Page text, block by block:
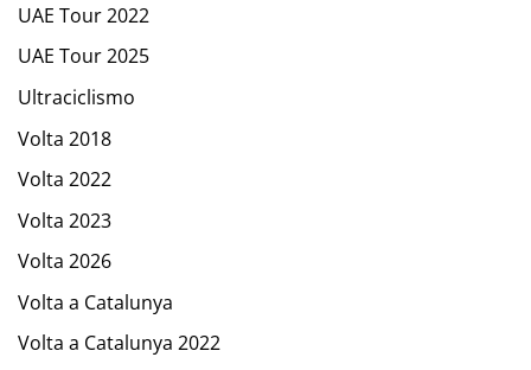
UAE Tour 2022
UAE Tour 2025
Ultraciclismo
Volta 2018
Volta 2022
Volta 2023
Volta 2026
Volta a Catalunya
Volta a Catalunya 2022